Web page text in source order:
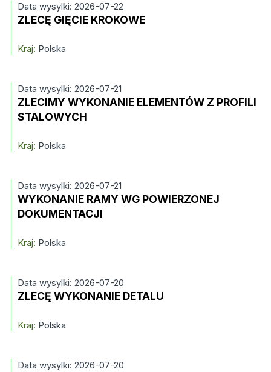
Data wysylki: 2026-07-22
ZLECĘ GIĘCIE KROKOWE
Kraj: Polska
Data wysylki: 2026-07-21
ZLECIMY WYKONANIE ELEMENTÓW Z PROFILI
STALOWYCH
Kraj: Polska
Data wysylki: 2026-07-21
WYKONANIE RAMY WG POWIERZONEJ
DOKUMENTACJI
Kraj: Polska
Data wysylki: 2026-07-20
ZLECĘ WYKONANIE DETALU
Kraj: Polska
Data wysylki: 2026-07-20